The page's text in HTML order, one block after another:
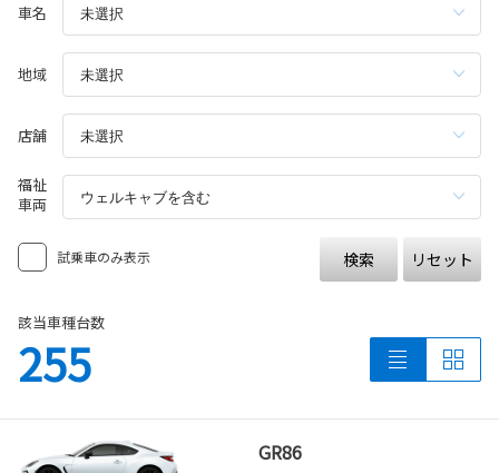
車名
地域
店舗
福祉
車両
試乗車のみ表示 検索 リセット
該当車種台数
255
GR86